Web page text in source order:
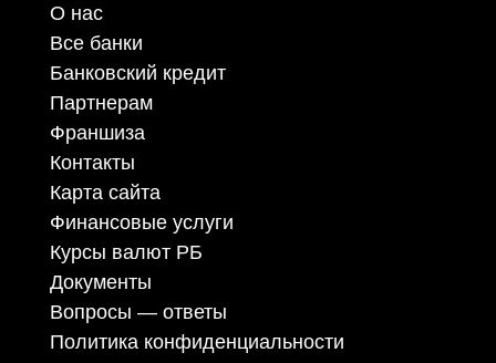
О нас
Все банки
Банковский кредит
Партнерам
Франшиза
Контакты
Карта сайта
Финансовые услуги
Курсы валют РБ
Документы
Вопросы — ответы
Политика конфиденциальности